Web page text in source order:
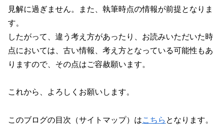
見解に過ぎません。また、執筆時点の情報が前提となりま
す。
したがって、違う考え方があったり、お読みいただいた時
点においては、古い情報、考え方となっている可能性もあ
りますので、その点はご容赦願います。
これから、よろしくお願いします。
このブログの目次（サイトマップ）はこちら となります。